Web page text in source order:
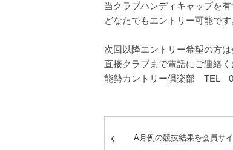
当クラブハンディキャップを
どなたでもエントリー可能です
次回以降エントリー希望の方
直接クラブまで電話にご連絡く
能勢カントリー倶楽部 TEL
A月例の競技結果を会員サ